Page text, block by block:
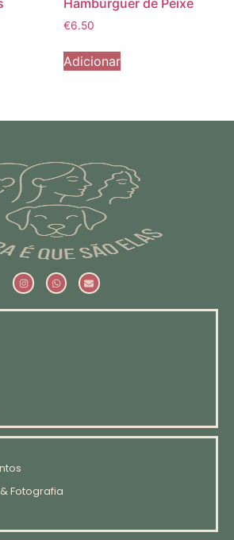
€6.50
Adicionar
Fotografia